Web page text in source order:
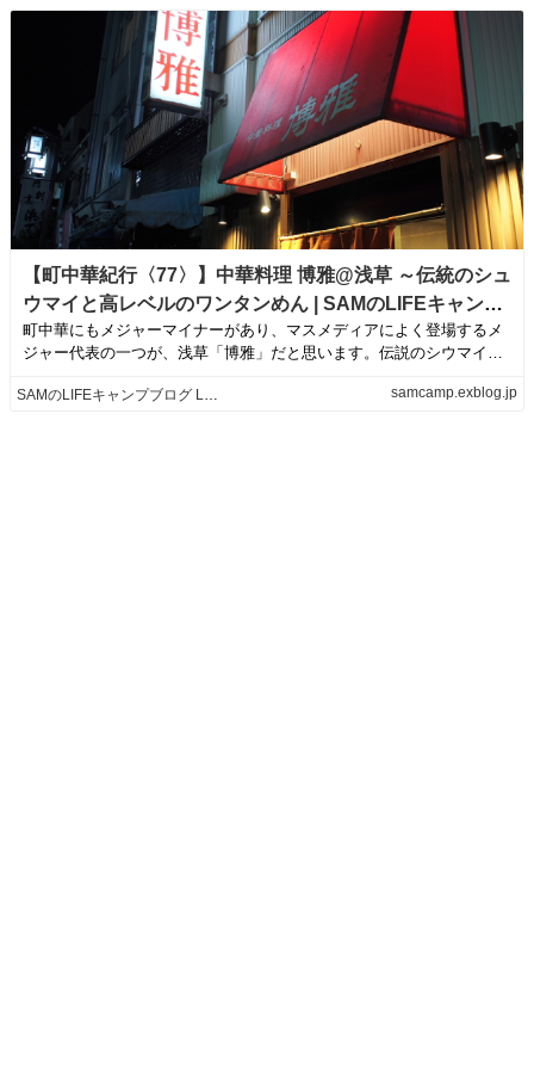
【町中華紀行〈77〉】中華料理 博雅@浅草 ～伝統のシュ
ウマイと高レベルのワンタンめん | SAMのLIFEキャンプ
ブログ Life is like camping!
町中華にもメジャーマイナーがあり、マスメディアによく登場するメ
ジャー代表の一つが、浅草「博雅」だと思います。伝説のシウマイ元
SAMのLIFEキャンプブログ Life is like camping! samcamp.exblog.jp